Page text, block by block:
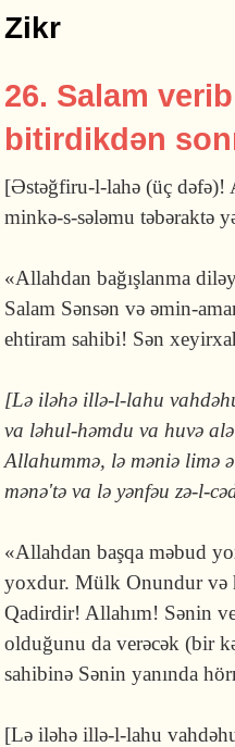
Zikr
26. Salam verib
bitirdikdən
[Əstəğfiru-l-lahə (üç dəfə)!
minkə-s-sələmu təbəraktə
«Allahdan bağışlanma
Salam Sənsən və əmin-
ehtiram sahibi! Sən
[Lə iləhə illə-l-lahu
va ləhul-həmdu va huvə
Allahummə, lə məniə limə
mənə'tə va lə yənfəu zə-l-
«Allahdan başqa məbud
yoxdur. Mülk Onundur və
Qadirdir! Allahım! Sənin
olduğunu da verəcək (bir
sahibinə Sənin yanında
[Lə iləhə illə-l-lahu